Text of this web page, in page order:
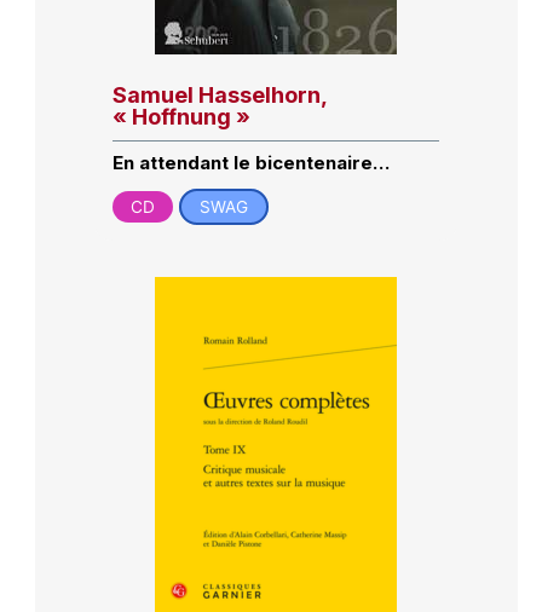
Samuel Hasselhorn,
« Hoffnung »
En attendant le bicentenaire…
CD SWAG